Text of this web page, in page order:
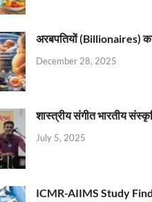
अरबपतियों (Billionaires)
December 28, 2025
शास्त्रीय संगीत भारतीय
July 5, 2025
ICMR-AIIMS Study